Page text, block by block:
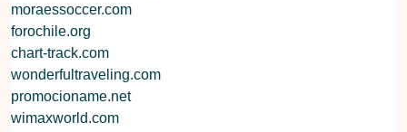
moraessoccer.com
forochile.org
chart-track.com
wonderfultraveling.com
promocioname.net
wimaxworld.com